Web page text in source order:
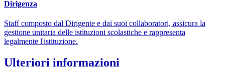
Dirigenza
Staff composto dal Dirigente e dai suoi collaboratori, assicura la
gestione unitaria delle istituzioni scolastiche e rappresenta
legalmente l'istituzione.
Ulteriori informazioni